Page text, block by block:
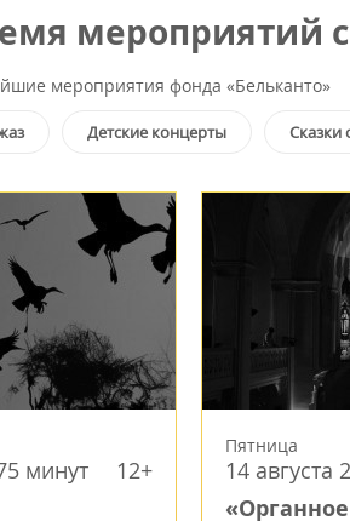
мероприятий
мероприятия фонда «Бельканто»
Детские концерты Сказки
минут 12+
Пятница
14 августа